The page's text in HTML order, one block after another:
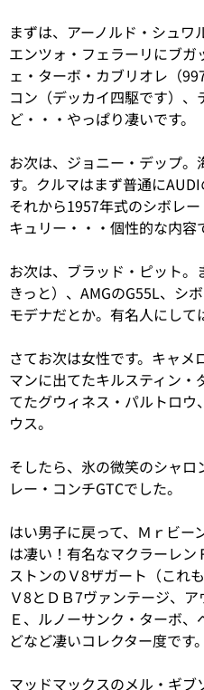
まずは、アーノルド・シュワ
エンツォ・フェラーリにブガ
ェ・ターボ・カブリオレ（
コン（デッカイ四駆です）
ど・・・やっぱり凄いです。
お次は、ジョニー・デップ
す。クルマはまず普通に
それから1957年式のシボレ
キュリー・・・個性的な内容
お次は、ブラッド・ピット。
きっと）、AMGのG55L、シ
モデナだとか。有名人にして
さてお次は女性です。キャメ
マンに出てたキルスティン・
てたグウィネス・パルトロウ
ウス。
そしたら、氷の微笑のシャロ
レー・コンチGTCでした。
はい男子に戻って、Ｍｒビー
は凄い！有名なマクラーレ
ストンのＶ8ザガート（これ
Ｖ8とＤＢ7ヴァンテージ、
Ｅ、ルノーサンク・ターボ
どなど凄いコレクター度です。
マッドマックスのメル・ギ